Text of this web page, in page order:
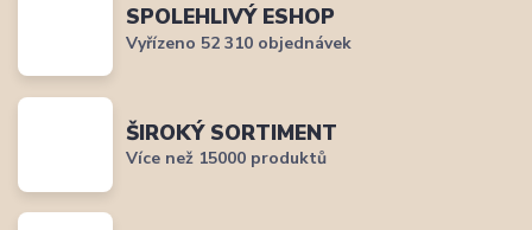
SPOLEHLIVÝ ESHOP
Vyřízeno 52 310 objednávek
ŠIROKÝ SORTIMENT
Více než 15000 produktů